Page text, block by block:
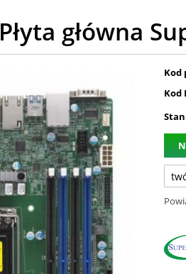
Płyta główna
Kod
Kod